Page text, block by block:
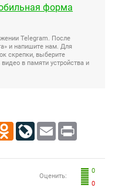
форма
Telegram. После
и напишите нам. Для
скрепки, выберите
в памяти устройства и
Odnoklassniki
LiveJournal
Email Print
0
0
Оценить: